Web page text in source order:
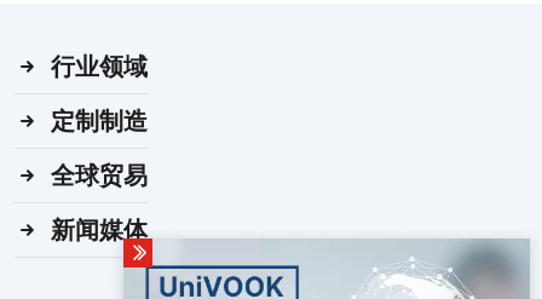
行业领域
定制制造
全球贸易
新闻媒体